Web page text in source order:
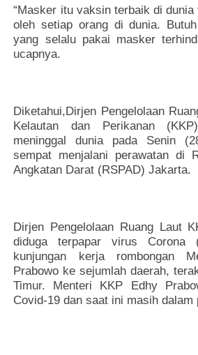
“Masker itu vaksin terbaik di
oleh setiap orang di dunia.
yang selalu pakai masker
ucapnya.
Diketahui,Dirjen Pengelolaan
Kelautan dan Perikanan
meninggal dunia pada Senin
sempat menjalani perawatan di
Angkatan Darat (RSPAD) Jakarta.
Dirjen Pengelolaan Ruang Laut
diduga terpapar virus Corona
kunjungan kerja rombongan
Prabowo ke sejumlah daerah,
Timur. Menteri KKP Edhy
Covid-19 dan saat ini masih dalam